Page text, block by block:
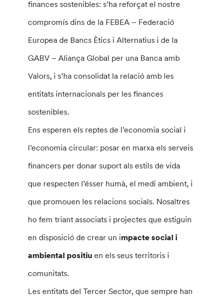
finances sostenibles: s’ha reforçat el nostre
compromís dins de la FEBEA – Federació
Europea de Bancs Ètics i Alternatius i de la
GABV – Aliança Global per una Banca amb
Valors, i s’ha consolidat la relació amb les
entitats internacionals per les finances
sostenibles.
Ens esperen els reptes de l’economia social i
l’economia circular: posar en marxa els serveis
financers per donar suport als estils de vida
que respecten l’ésser humà, el medi ambient, i
que promouen les relacions socials. Nosaltres
ho fem triant associats i projectes que estiguin
en disposició de crear un impacte social i
ambiental positiuen els seus territoris i
comunitats.
Les entitats del Tercer Sector, que sempre han